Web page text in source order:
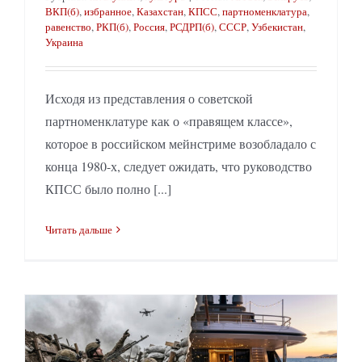
ВКП(б),избранное,Казахстан,КПСС,партноменклатура,
равенство,РКП(б),Россия,РСДРП(б),СССР,Узбекистан,
Украина
Исходя из представления о советской
партноменклатуре как о «правящем классе»,
которое в российском мейнстриме возобладало с
конца 1980-х, следует ожидать, что руководство
КПСС было полно [...]
Читать дальше